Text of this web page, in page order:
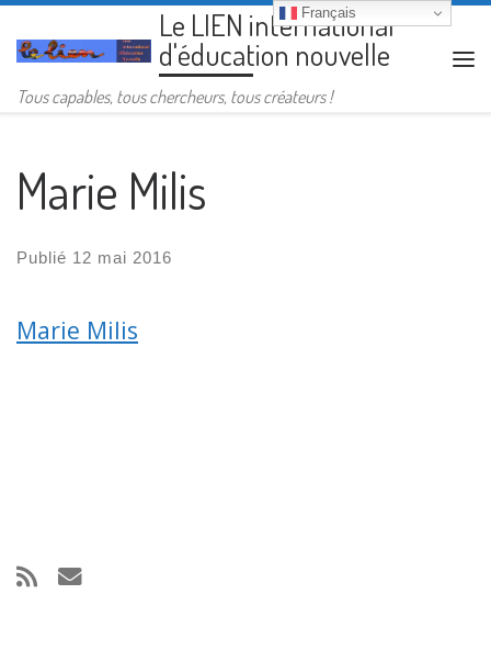
Passer au contenuLe LIEN international
d'éducation nouvelle
Tous capables, tous chercheurs, tous créateurs !
Marie Milis
Publié 12 mai 2016
Marie Milis
Français